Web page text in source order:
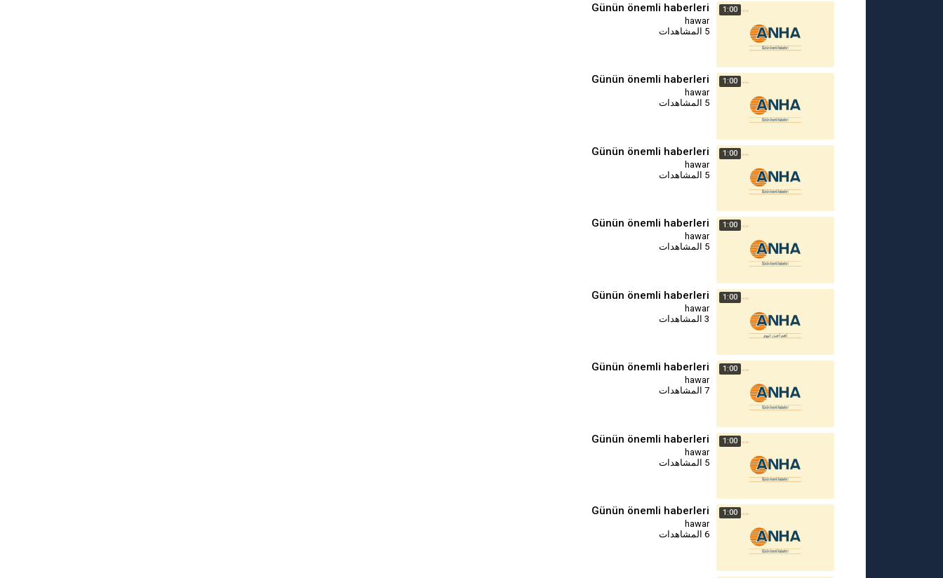
1:00
Günün önemli haberleri
hawar
5 المشاهدات
1:00
Günün önemli haberleri
hawar
5 المشاهدات
1:00
Günün önemli haberleri
hawar
5 المشاهدات
1:00
Günün önemli haberleri
hawar
5 المشاهدات
1:00
Günün önemli haberleri
hawar
3 المشاهدات
1:00
Günün önemli haberleri
hawar
7 المشاهدات
1:00
Günün önemli haberleri
hawar
5 المشاهدات
1:00
Günün önemli haberleri
hawar
6 المشاهدات